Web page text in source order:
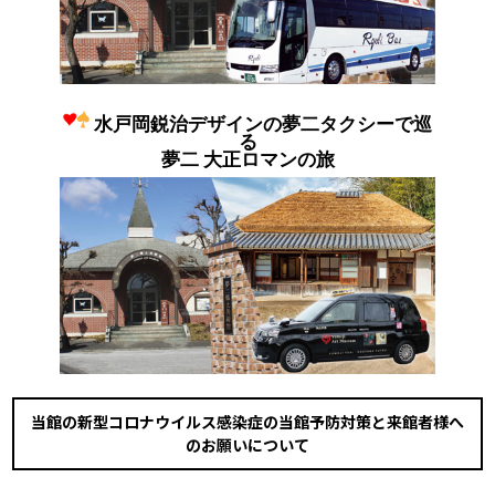
水戸岡鋭治デザインの夢二タクシーで巡
る
夢二 大正ロマンの旅
当館の新型コロナウイルス感染症の当館予防対策と来館者様へ
のお願いについて